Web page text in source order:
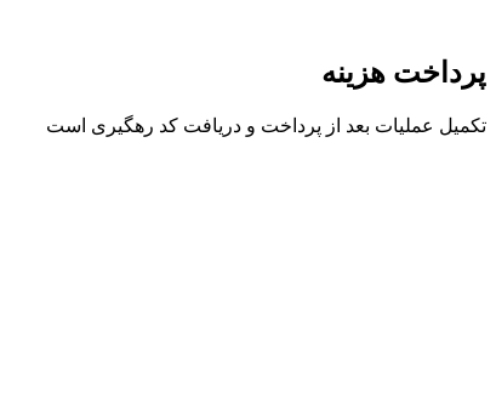
پرداخت هزینه
تکمیل عملیات بعد از پرداخت و دریافت کد رهگیری است